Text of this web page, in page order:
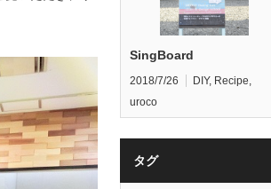
SingBoard
2018/7/26 DIY, Recipe,
uroco
タグ